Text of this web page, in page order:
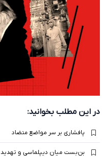
در این مطلب بخوانید:
پافشاری بر سر مواضع متضاد
بن‌بست میان دیپلماسی و تهدید